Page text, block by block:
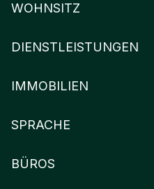
WOHNSITZ
DIENSTLEISTUNGEN
IMMOBILIEN
SPRACHE
BÜROS